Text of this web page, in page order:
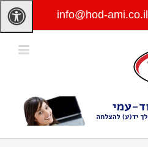
info@hod-ami.co.il